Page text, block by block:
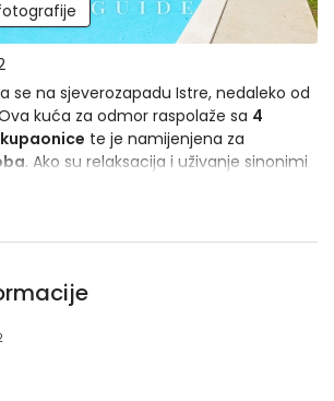
se na sjeverozapadu Istre, nedaleko od
kuća za odmor raspolaže sa 4
te je namijenjena za
. Ako su relaksacija i uživanje sinonimi
nemojte dalje tražiti – Vila Fritula